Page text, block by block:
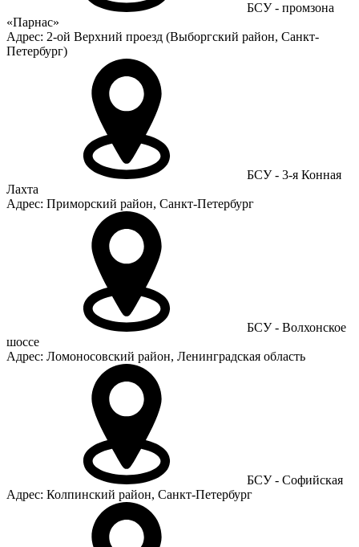
БСУ - промзона
«Парнас»
Адрес: 2-ой Верхний проезд (Выборгский район, Санкт-
Петербург)
БСУ - 3-я Конная
Лахта
Адрес: Приморский район, Санкт-Петербург
БСУ - Волхонское
шоссе
Адрес: Ломоносовский район, Ленинградская область
БСУ - Софийская
Адрес: Колпинский район, Санкт-Петербург